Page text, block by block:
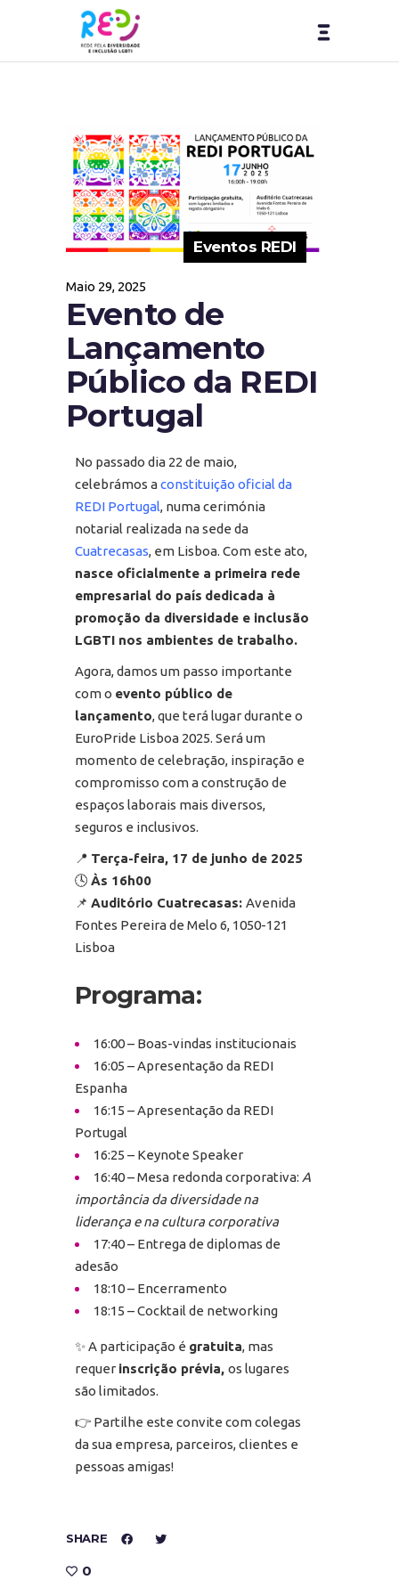
Eventos REDI
Maio 29, 2025
Evento de
Lançamento
Público da REDI
Portugal
No passado dia 22 de maio,
celebrámos aconstituição oficial da
REDI Portugal, numa cerimónia
notarial realizada na sede da
Cuatrecasas, em Lisboa. Com este ato,
nasce oficialmente a primeira rede
empresarial do país dedicada à
promoção da diversidade e inclusão
LGBTI nos ambientes de trabalho.
Agora, damos um passo importante
com o evento público de
lançamento, que terá lugar durante o
EuroPride Lisboa 2025. Será um
momento de celebração, inspiração e
compromisso com a construção de
espaços laborais mais diversos,
seguros e inclusivos.
📍 Terça-feira, 17 de junho de 2025
🕓 Às 16h00
📌 Auditório Cuatrecasas: Avenida
Fontes Pereira de Melo 6, 1050-121
Lisboa
Programa:
16:00 – Boas-vindas institucionais
16:05 – Apresentação da REDI
Espanha
16:15 – Apresentação da REDI
Portugal
16:25 – Keynote Speaker
16:40 – Mesa redonda corporativa: A
importância da diversidade na
liderança e na cultura corporativa
17:40 – Entrega de diplomas de
adesão
18:10 – Encerramento
18:15 – Cocktail de networking
✨ A participação é gratuita, mas
requer inscrição prévia, os lugares
são limitados.
👉 Partilhe este convite com colegas
da sua empresa, parceiros, clientes e
pessoas amigas!
SHARE
0